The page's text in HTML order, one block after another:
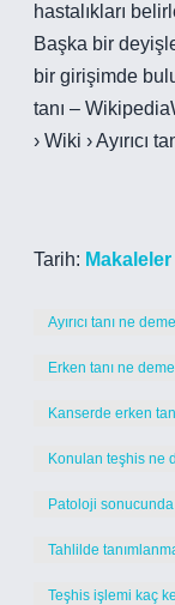
hastalıkları
Başka bir
bir girişimde
tanı –
› Wiki › Ayırıcı
Tarih: Makaleler
Ayırıcı tanı ne
Erken tanı ne
Kanserde erken
Konulan teşhis ne
Patoloji
Tahlilde
Teşhis işlemi kaç